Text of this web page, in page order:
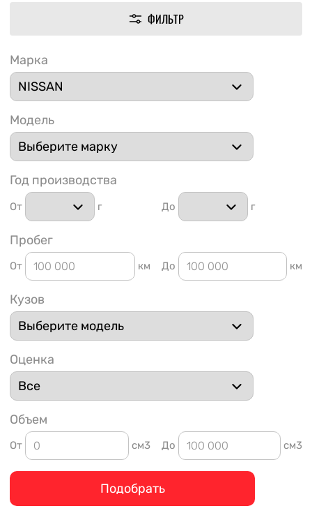
91
ФИЛЬТР
Марка
Модель
Год производства
От г До г
Пробег
От км До км
Кузов
Оценка
Объем
От см3 До см3
Подобрать